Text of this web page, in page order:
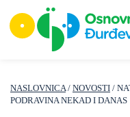
NASLOVNICA/ NOVOSTI /
PODRAVINA NEKAD I DANAS